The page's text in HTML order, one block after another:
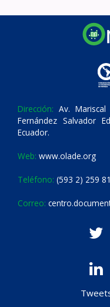
Dirección: Av.
Fernández Salvador
Ecuador.
Web: www.olade.org
Teléfono: (593 2) 259
Correo: